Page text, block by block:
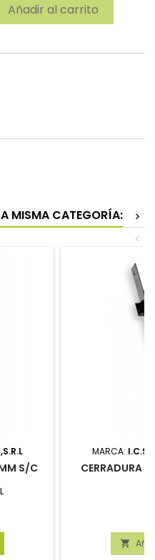
Añadir al carrito
MISMA CATEGORÍA:
>
<
S/C
MARCA:
CERRADURA
